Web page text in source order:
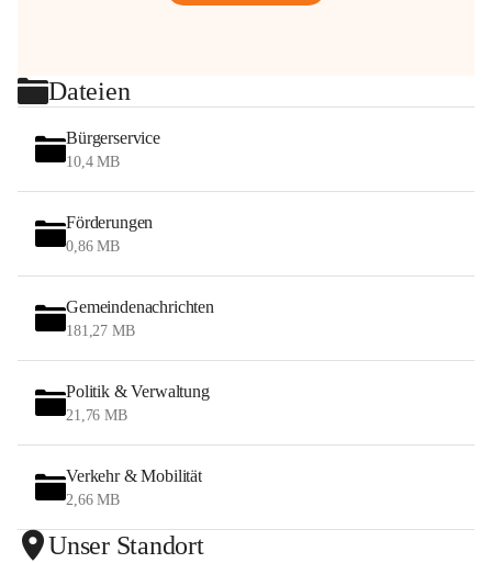
Dateien
Bürgerservice
10,4 MB
Förderungen
0,86 MB
Gemeindenachrichten
181,27 MB
Politik & Verwaltung
21,76 MB
Verkehr & Mobilität
2,66 MB
Unser Standort